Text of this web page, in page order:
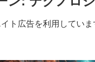
ト広告を利用していま